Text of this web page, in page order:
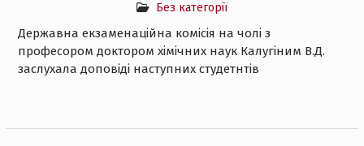
Без категорії
Державна екзаменаційна комісія на чолі з
професором доктором хімічних наук Калугіним В.Д.
заслухала доповіді наступних студетнтів